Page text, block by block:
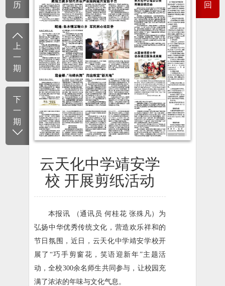
历
上
一
期
下
一
期
回
云天化中学靖安学
校 开展剪纸活动
本报讯 （通讯员 何桂花 张殊凡）为
弘扬中华优秀传统文化，营造欢乐祥和的
节日氛围，近日，云天化中学靖安学校开
展了“巧手剪窗花，笑语迎新年”主题活
动，全校300余名师生共同参与，让校园充
满了浓浓的年味与文化气息。